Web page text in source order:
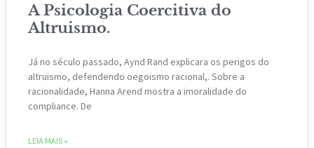
A Psicologia Coercitiva do
Altruismo.
Já no século passado, Aynd Rand explicara os perigos do
altruismo, defendendo oegoismo racional,. Sobre a
racionalidade, Hanna Arend mostra a imoralidade do
compliance. De
LEIA MAIS »